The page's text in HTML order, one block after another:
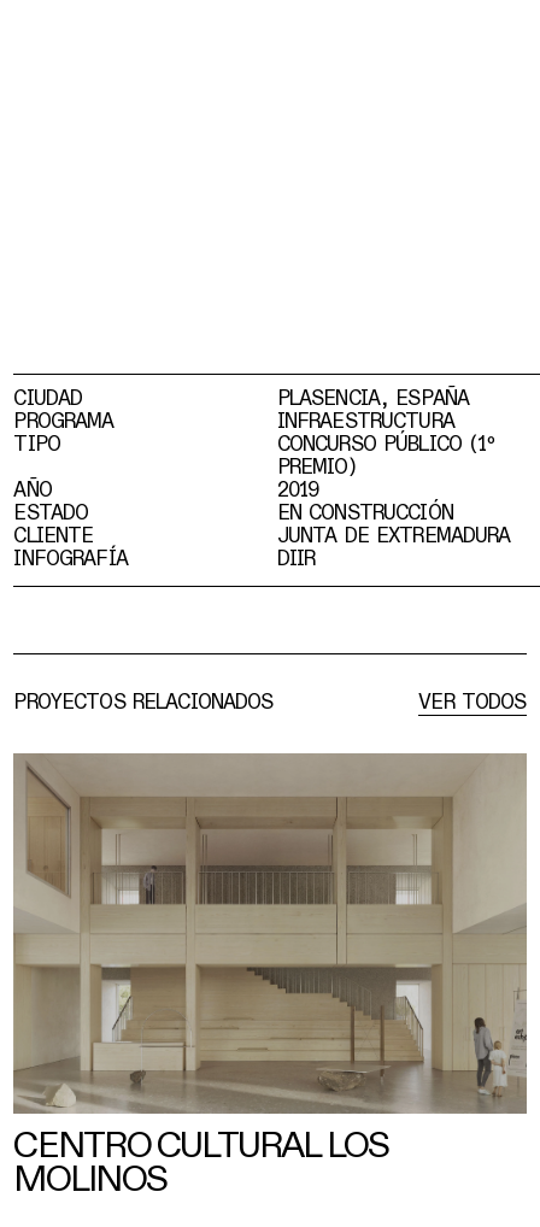
CIUDAD
PLASENCIA, ESPAÑA
PROGRAMA
INFRAESTRUCTURA
TIPO
CONCURSO PÚBLICO (1º
PREMIO)
AÑO
2019
ESTADO
EN CONSTRUCCIÓN
CLIENTE
JUNTA DE EXTREMADURA
INFOGRAFÍA
DIIR
PROYECTOS RELACIONADOS VER TODOS
CENTRO CULTURAL LOS
MOLINOS